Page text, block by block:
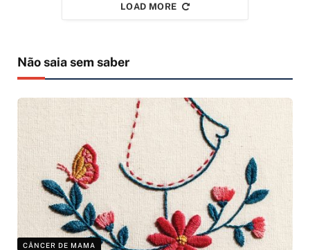
LOAD MORE
Não saia sem saber
CÂNCER DE MAMA